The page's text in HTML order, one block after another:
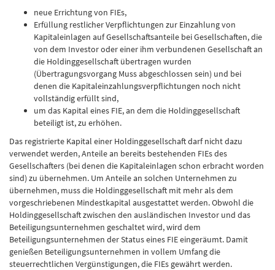
neue Errichtung von FIEs,
Erfüllung restlicher Verpflichtungen zur Einzahlung von
Kapitaleinlagen auf Gesellschaftsanteile bei Gesellschaften, die
von dem Investor oder einer ihm verbundenen Gesellschaft an
die Holdinggesellschaft übertragen wurden
(Übertragungsvorgang Muss abgeschlossen sein) und bei
denen die Kapitaleinzahlungsverpflichtungen noch nicht
vollständig erfüllt sind,
um das Kapital eines FIE, an dem die Holdinggesellschaft
beteiligt ist, zu erhöhen.
Das registrierte Kapital einer Holdinggesellschaft darf nicht dazu
verwendet werden, Anteile an bereits bestehenden FIEs des
Gesellschafters (bei denen die Kapitaleinlagen schon erbracht worden
sind) zu übernehmen. Um Anteile an solchen Unternehmen zu
übernehmen, muss die Holdinggesellschaft mit mehr als dem
vorgeschriebenen Mindestkapital ausgestattet werden. Obwohl die
Holdinggesellschaft zwischen den ausländischen Investor und das
Beteiligungsunternehmen geschaltet wird, wird dem
Beteiligungsunternehmen der Status eines FIE eingeräumt. Damit
genießen Beteiligungsunternehmen in vollem Umfang die
steuerrechtlichen Vergünstigungen, die FIEs gewährt werden.